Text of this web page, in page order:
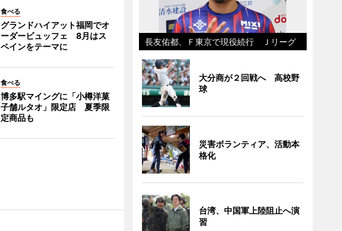
食べる
グランドハイアット福岡でオ
ーダービュッフェ 8月はス
ペインをテーマに
食べる
博多駅マイングに「小樽洋菓
子舗ルタオ」限定店 夏季限
定商品も
長友佑都、Ｆ東京で現役続行 Ｊリーグ
大分商が２回戦へ 高校野
球
災害ボランティア、活動本
格化
台湾、中国軍上陸阻止へ演
習